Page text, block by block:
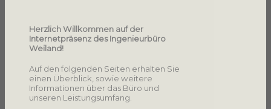
Herzlich Willkommen auf der
Internetpräsenz des Ingenieurbüro
Weiland!
Auf den folgenden Seiten erhalten Sie
einen Überblick, sowie weitere
Informationen über das Büro und
unseren Leistungsumfang.